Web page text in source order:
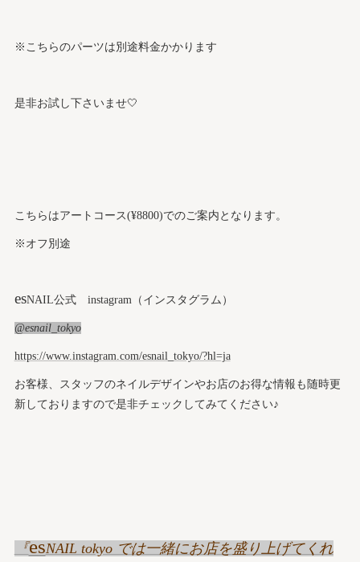
※こちらのパーツは別途料金かかります
是非お試し下さいませ🤍
こちらはアートコース(¥8800)でのご案内となります。
※オフ別途
esNAIL公式 instagram（インスタグラム）
@esnail_tokyo
https://www.instagram.com/esnail_tokyo/?hl=ja
お客様、スタッフのネイルデザインやお店のお得な情報も随時更
新しておりますので是非チェックしてみてください♪
『esNAIL tokyo では一緒にお店を盛り上げてくれ